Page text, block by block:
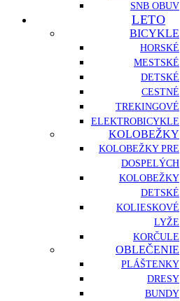
SNB OBUV
LETO
BICYKLE
HORSKÉ
MESTSKÉ
DETSKÉ
CESTNÉ
TREKINGOVÉ
ELEKTROBICYKLE
KOLOBEŽKY
KOLOBEŽKY PRE
DOSPELÝCH
KOLOBEŽKY
DETSKÉ
KOLIESKOVÉ
LYŽE
KORČULE
OBLEČENIE
PLÁŠTENKY
DRESY
BUNDY